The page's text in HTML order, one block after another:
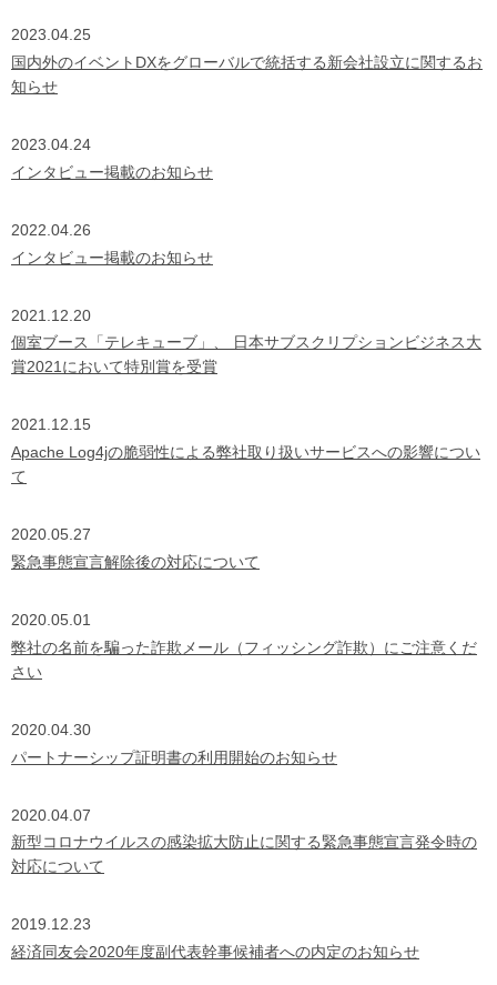
2023.04.25
国内外のイベントDXをグローバルで統括する新会社設立に関するお
知らせ
2023.04.24
インタビュー掲載のお知らせ
2022.04.26
インタビュー掲載のお知らせ
2021.12.20
個室ブース「テレキューブ」、 日本サブスクリプションビジネス大
賞2021において特別賞を受賞
2021.12.15
Apache Log4jの脆弱性による弊社取り扱いサービスへの影響につい
て
2020.05.27
緊急事態宣言解除後の対応について
2020.05.01
弊社の名前を騙った詐欺メール（フィッシング詐欺）にご注意くだ
さい
2020.04.30
パートナーシップ証明書の利用開始のお知らせ
2020.04.07
新型コロナウイルスの感染拡大防止に関する緊急事態宣言発令時の
対応について
2019.12.23
経済同友会2020年度副代表幹事候補者への内定のお知らせ